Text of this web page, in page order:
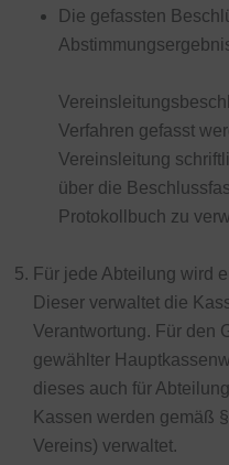
Die gefassten
Verfahren gefasst
Vereinsleitung
über die
Protokollbuch zu
Für jede Abteilung wird
Dieser verwaltet die
Verantwortung. Für den
gewählter
dieses auch für
Kassen werden gemäß
Vereins) verwaltet.